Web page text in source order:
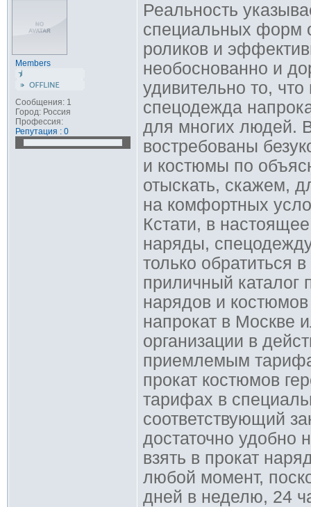
Members
Сообщения: 1
Город: Россия
Профессия:
Репутация : 0
Реальность
специальных форм
роликов и
необоснованно и
удивительно то,
спецодежда
для многих людей.
востребованы
и костюмы по
отыскать, скажем,
на комфортных
Кстати, в
наряды,
только обратиться
приличный
нарядов и
напрокат в Москве
организации в
приемлемым
прокат костюмов
тарифах в
соответствующий
достаточно удобно
взять в прокат
любой момент,
дней в неделю, 24